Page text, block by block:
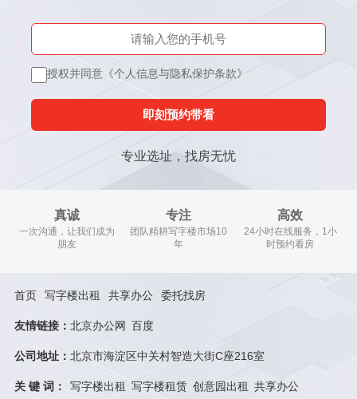
授权并同意《个人信息与隐私保护条款》
即刻预约带看
专业选址，找房无忧
真诚
一次沟通，让我们成为
朋友
专注
团队精耕写字楼市场10
年
高效
24小时在线服务，1小
时预约看房
首页 写字楼出租 共享办公 委托找房
友情链接： 北京办公网 百度
公司地址： 北京市海淀区中关村智造大街C座216室
关 键 词： 写字楼出租 写字楼租赁 创意园出租 共享办公